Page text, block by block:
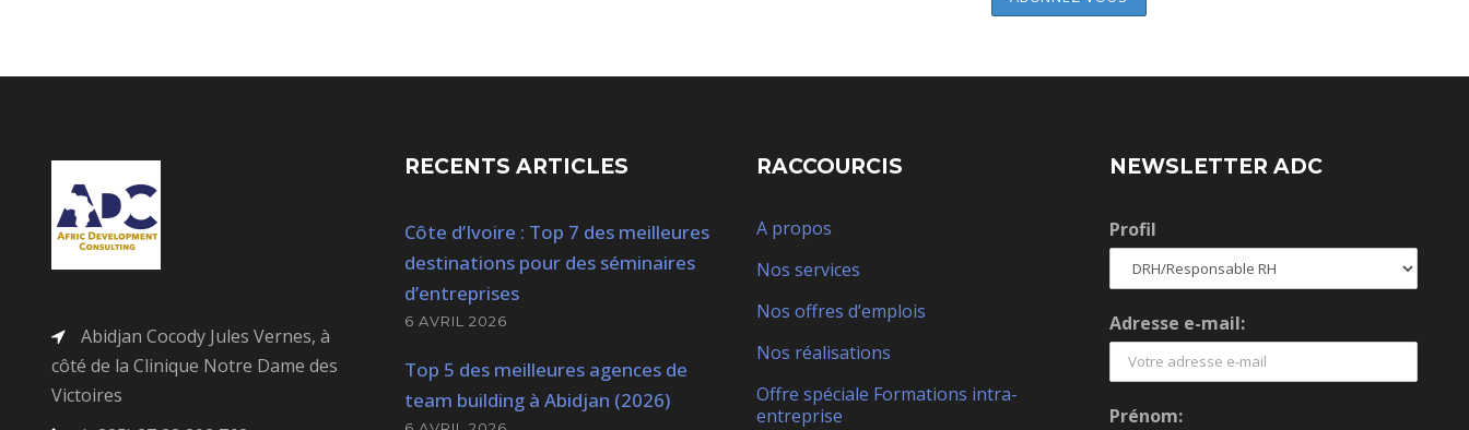
Abidjan Cocody Jules Vernes, à
côté de la Clinique Notre Dame des
Victoires
RECENTS ARTICLES
Côte d’Ivoire : Top 7 des meilleures
destinations pour des séminaires
d’entreprises
6 AVRIL 2026
Top 5 des meilleures agences de
team building à Abidjan (2026)
RACCOURCIS
A propos
Nos services
Nos offres d’emplois
Nos réalisations
Offre spéciale Formations intra-
entreprise
NEWSLETTER ADC
Profil
Adresse e-mail:
Prénom: